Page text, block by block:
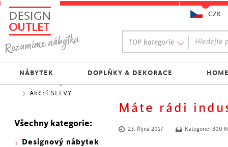
Máte rádi
23. Října 2017 Kategorie: 300
Oblíbený výběr:
300 NOVINEK
333 BESTSELLERŮ
Nejlevnější do 1.500 Kč
Skladovky
Akční SLEVY
Všechny kategorie:
Designový nábytek
TOP kategorie
NÁBYTEK DOPLŇKY & DEKORACE
CZK